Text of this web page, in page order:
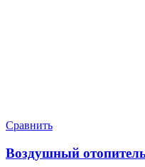
Сравнить
Воздушный